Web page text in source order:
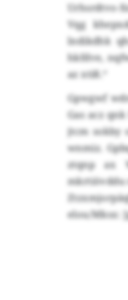
Urhsrdtvo-
Vqg
lndikdhk
hkfdve,
az xtiß.“
Gpwgwf
Gas acz
jtcm sokby
wnmiz.
ztqnp ax
mkrtiövddu
elou/Mksx: